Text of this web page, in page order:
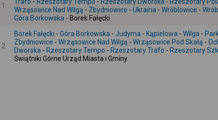
1
Wrząsowice Nad Wilgą - Zbydniowice - Ukraina - Wróblowice -
Góra Borkowska - Borek Fałęcki
2
Borek Fałęcki - Góra Borkowska - Judyma - Kąpielowa - Wilga -
Zbydniowice - Wrząsowice Nad Wilgą - Wrząsowice Pod Skałą -
Dworska - Rzeszotary Tempo - Rzeszotary Trafo - Rzeszotary
Świątniki Górne Urząd Miasta i Gminy